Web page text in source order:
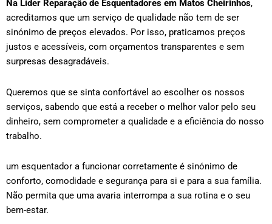
Na Líder Reparação de Esquentadores em Matos Cheirinhos,
acreditamos que um serviço de qualidade não tem de ser
sinónimo de preços elevados. Por isso, praticamos preços
justos e acessíveis, com orçamentos transparentes e sem
surpresas desagradáveis.
Queremos que se sinta confortável ao escolher os nossos
serviços, sabendo que está a receber o melhor valor pelo seu
dinheiro, sem comprometer a qualidade e a eficiência do nosso
trabalho.
um esquentador a funcionar corretamente é sinónimo de
conforto, comodidade e segurança para si e para a sua família.
Não permita que uma avaria interrompa a sua rotina e o seu
bem-estar.